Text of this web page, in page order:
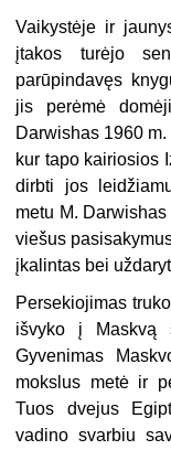
Vaikystėje ir
įtakos turėjo
parūpindavęs
jis perėmė
Darwishas 1960
kur tapo kairiosios
dirbti jos
metu M.
viešus
įkalintas bei
Persekiojimas
išvyko į Maskvą
Gyvenimas
mokslus metė ir
Tuos dvejus
vadino svarbiu